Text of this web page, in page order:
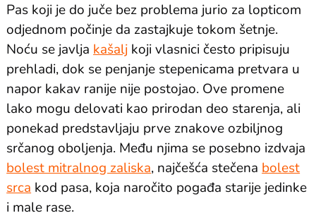
Pas koji je do juče bez problema jurio za lopticom
odjednom počinje da zastajkuje tokom šetnje.
Noću se javljakašalj koji vlasnici često pripisuju
prehladi, dok se penjanje stepenicama pretvara u
napor kakav ranije nije postojao. Ove promene
lako mogu delovati kao prirodan deo starenja, ali
ponekad predstavljaju prve znakove ozbiljnog
srčanog oboljenja. Među njima se posebno izdvaja
bolest mitralnog zaliska, najčešća stečenabolest
srcakod pasa, koja naročito pogađa starije jedinke
i male rase.